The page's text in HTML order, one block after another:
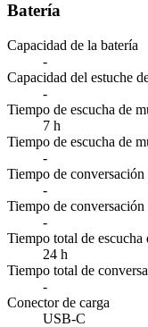
Batería
Capacidad de la batería
-
Capacidad del estuche
-
Tiempo de escucha de
7 h
Tiempo de escucha de
-
Tiempo de conversación
-
Tiempo de
-
Tiempo total de escucha
24 h
Tiempo total de
-
Conector de carga
USB-C